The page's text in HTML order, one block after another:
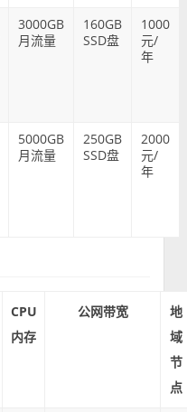
3000GB
月流量
160GB
SSD盘
1000
元/
年
5000GB
月流量
250GB
SSD盘
2000
元/
年
CPU
内存
公网带宽
地
域
节
点